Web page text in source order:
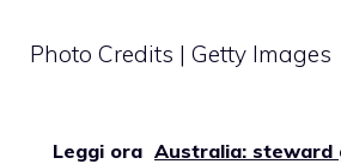
Photo Credits | Getty Images
Leggi ora Australia: steward